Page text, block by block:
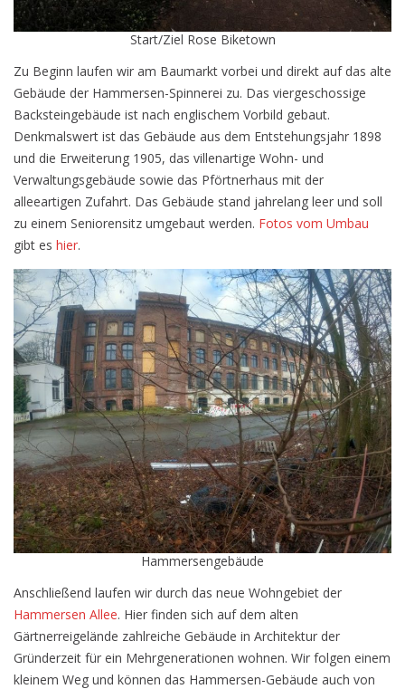
Start/Ziel Rose Biketown
Zu Beginn laufen wir am Baumarkt vorbei und direkt auf das alte
Gebäude der Hammersen-Spinnerei zu. Das viergeschossige
Backsteingebäude ist nach englischem Vorbild gebaut.
Denkmalswert ist das Gebäude aus dem Entstehungsjahr 1898
und die Erweiterung 1905, das villenartige Wohn- und
Verwaltungsgebäude sowie das Pförtnerhaus mit der
alleeartigen Zufahrt. Das Gebäude stand jahrelang leer und soll
zu einem Seniorensitz umgebaut werden. Fotos vom Umbau
gibt es hier.
Hammersengebäude
Anschließend laufen wir durch das neue Wohngebiet der
Hammersen Allee. Hier finden sich auf dem alten
Gärtnerreigelände zahlreiche Gebäude in Architektur der
Gründerzeit für ein Mehrgenerationen wohnen. Wir folgen einem
kleinem Weg und können das Hammersen-Gebäude auch von